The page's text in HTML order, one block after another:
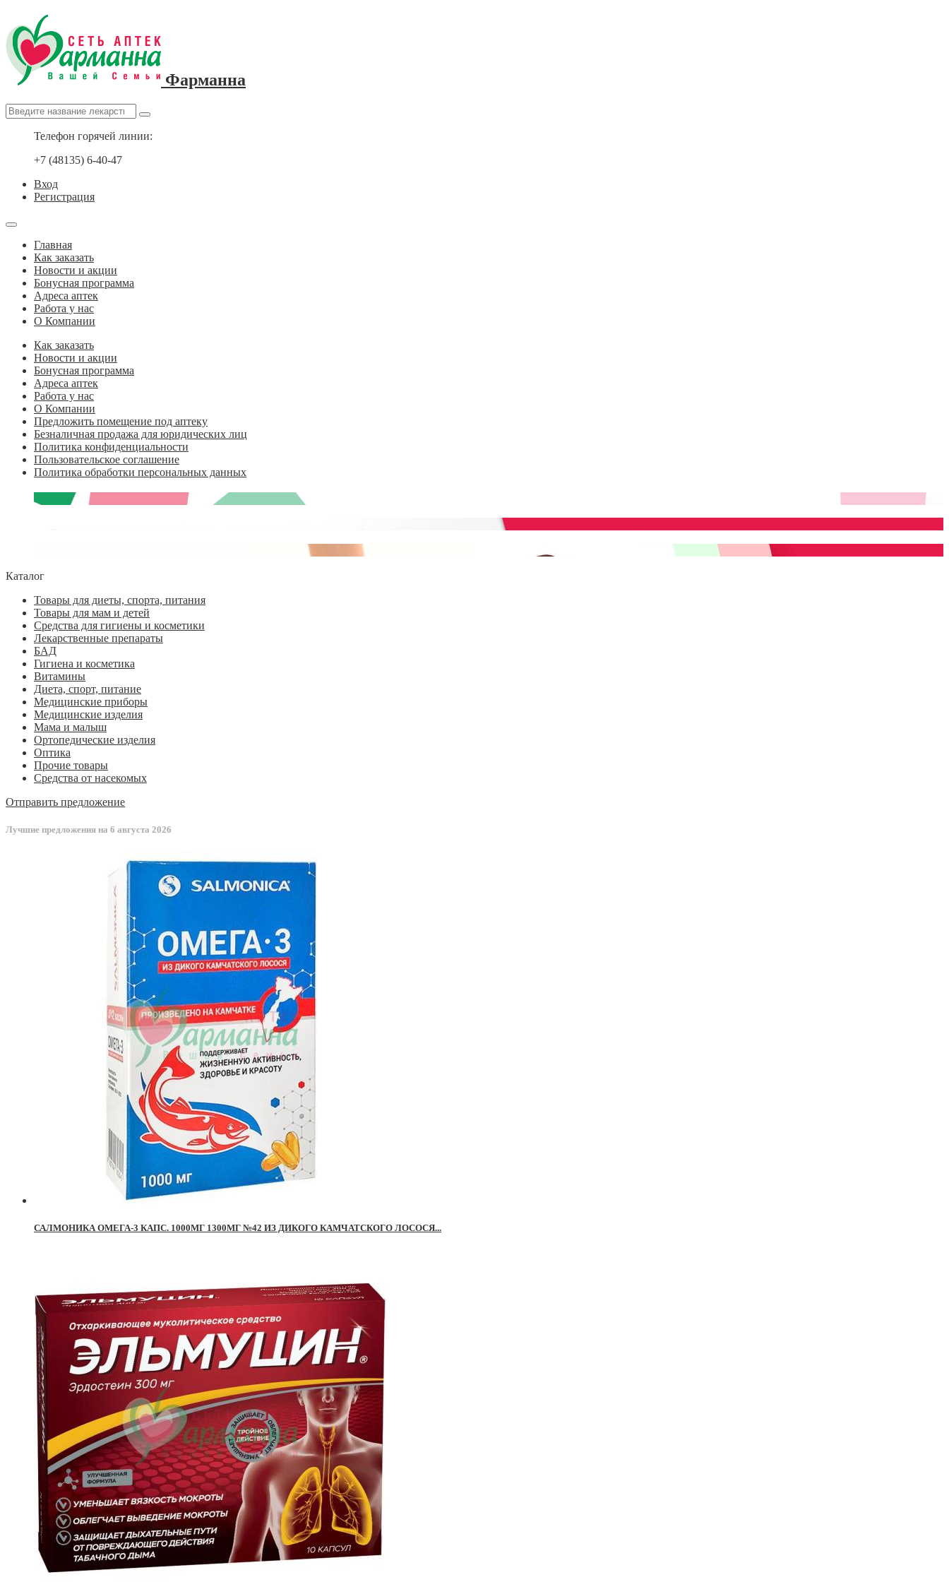
Фарманна
Телефон горячей линии:
+7 (48135) 6-40-47
Вход
Регистрация
Главная
Как заказать
Новости и акции
Бонусная программа
Адреса аптек
Работа у нас
О Компании
Как заказать
Новости и акции
Бонусная программа
Адреса аптек
Работа у нас
О Компании
Предложить помещение под аптеку
Безналичная продажа для юридических лиц
Политика конфиденциальности
Пользовательское соглашение
Политика обработки персональных данных
Каталог
Товары для диеты, спорта, питания
Товары для мам и детей
Средства для гигиены и косметики
Лекарственные препараты
БАД
Гигиена и косметика
Витамины
Диета, спорт, питание
Медицинские приборы
Медицинские изделия
Мама и малыш
Ортопедические изделия
Оптика
Прочие товары
Средства от насекомых
Отправить предложение
Лучшие предложения на 6 августа 2026
САЛМОНИКА ОМЕГА-3 КАПС. 1000МГ 1300МГ №42 ИЗ ДИКОГО КАМЧАТСКОГО ЛОСОСЯ...